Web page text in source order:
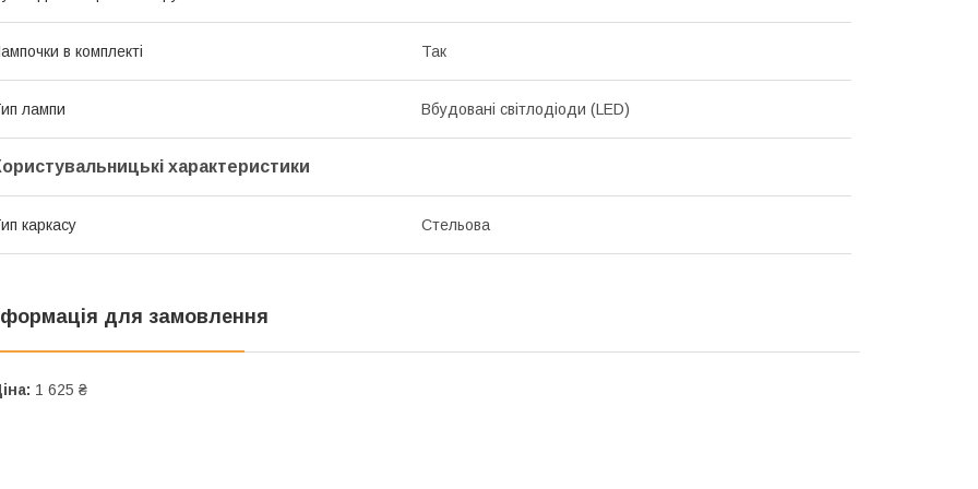
в комплекті Так
лампи Вбудовані світлодіоди (LED)
характеристики
каркасу Стельова
для замовлення
1 625 ₴